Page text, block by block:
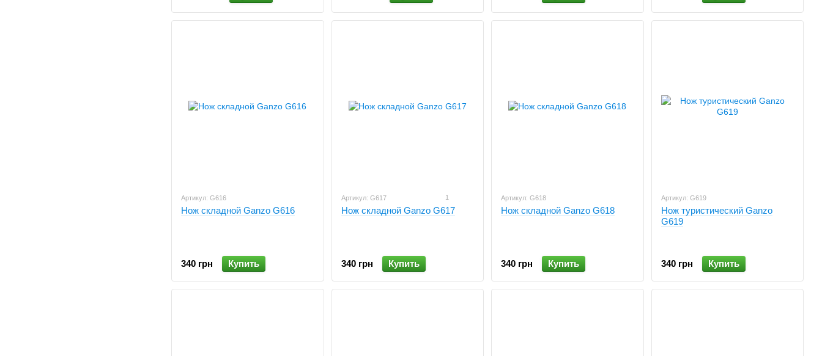
Артикул: G616
Нож складной Ganzo G616
340 грн Купить
Артикул: G617 1
Нож складной Ganzo G617
340 грн Купить
Артикул: G618
Нож складной Ganzo G618
340 грн Купить
Артикул: G619
Нож туристический Ganzo
G619
340 грн Купить